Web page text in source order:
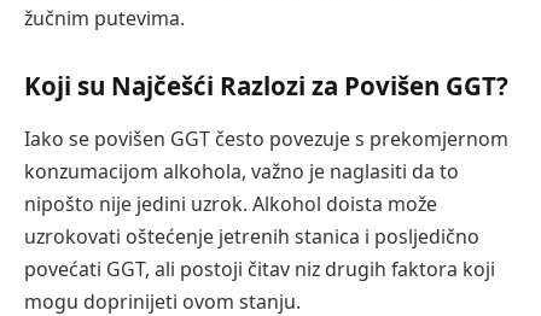
žučnim putevima.
Koji su Najčešći Razlozi za Povišen GGT?
Iako se povišen GGT često povezuje s prekomjernom
konzumacijom alkohola, važno je naglasiti da to
nipošto nije jedini uzrok. Alkohol doista može
uzrokovati oštećenje jetrenih stanica i posljedično
povećati GGT, ali postoji čitav niz drugih faktora koji
mogu doprinijeti ovom stanju.